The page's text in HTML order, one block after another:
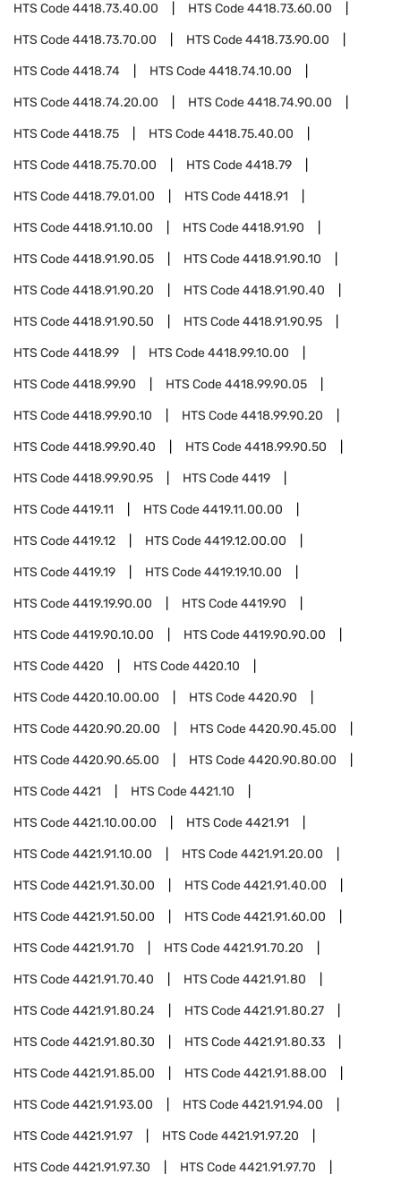
HTS Code4418.73.40.00 HTS Code4418.73.60.00
HTS Code4418.73.70.00 HTS Code4418.73.90.00
HTS Code4418.74 HTS Code4418.74.10.00
HTS Code4418.74.20.00 HTS Code4418.74.90.00
HTS Code4418.75 HTS Code4418.75.40.00
HTS Code4418.75.70.00 HTS Code4418.79
HTS Code4418.79.01.00 HTS Code4418.91
HTS Code4418.91.10.00 HTS Code4418.91.90
HTS Code4418.91.90.05 HTS Code4418.91.90.10
HTS Code4418.91.90.20 HTS Code4418.91.90.40
HTS Code4418.91.90.50 HTS Code4418.91.90.95
HTS Code4418.99 HTS Code4418.99.10.00
HTS Code4418.99.90 HTS Code4418.99.90.05
HTS Code4418.99.90.10 HTS Code4418.99.90.20
HTS Code4418.99.90.40 HTS Code4418.99.90.50
HTS Code4418.99.90.95 HTS Code4419
HTS Code4419.11 HTS Code4419.11.00.00
HTS Code4419.12 HTS Code4419.12.00.00
HTS Code4419.19 HTS Code4419.19.10.00
HTS Code4419.19.90.00 HTS Code4419.90
HTS Code4419.90.10.00 HTS Code4419.90.90.00
HTS Code4420 HTS Code4420.10
HTS Code4420.10.00.00 HTS Code4420.90
HTS Code4420.90.20.00 HTS Code4420.90.45.00
HTS Code4420.90.65.00 HTS Code4420.90.80.00
HTS Code4421 HTS Code4421.10
HTS Code4421.10.00.00 HTS Code4421.91
HTS Code4421.91.10.00 HTS Code4421.91.20.00
HTS Code4421.91.30.00 HTS Code4421.91.40.00
HTS Code4421.91.50.00 HTS Code4421.91.60.00
HTS Code4421.91.70 HTS Code4421.91.70.20
HTS Code4421.91.70.40 HTS Code4421.91.80
HTS Code4421.91.80.24 HTS Code4421.91.80.27
HTS Code4421.91.80.30 HTS Code4421.91.80.33
HTS Code4421.91.85.00 HTS Code4421.91.88.00
HTS Code4421.91.93.00 HTS Code4421.91.94.00
HTS Code4421.91.97 HTS Code4421.91.97.20
HTS Code4421.91.97.30 HTS Code4421.91.97.70